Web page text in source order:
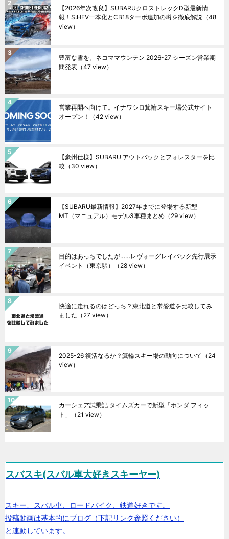
【2026年次改良】SUBARUクロストレックD型最新情
報！S:HEV一本化とCB18ターボ追加の噂を徹底解説 （48
view）
豊富な雪を。ネコママウンテン 2026-27 シーズン営業期
間発表 （47 view）
営業再開へ向けて。イナワシロ箕輪スキー場公式サイト
オープン！
（42 view）
【豪州仕様】SUBARU アウトバックとフォレスターを比
較 （30 view）
【SUBARU最新情報】2027年までに登場する新型
MT（マニュアル）モデル3車種まとめ （29 view）
目的はあっちでしたが……レヴォーグレイバック先行展示
イベント（東京駅）
（28 view）
快適に走れるのはどっち？東北道と常磐道を比較してみ
ました （27 view）
2025-26 復活なるか？箕輪スキー場の動向について （24
view）
カーシェア試乗記 タイムズカーで新型「ホンダ フィッ
ト」
（21 view）
スバスキ(スバル車大好きスキーヤー)
スキー、スバル車、ロードバイク、鉄道好きです。
投稿動画は基本的にブログ（下記リンク参照ください）
と連動しています。